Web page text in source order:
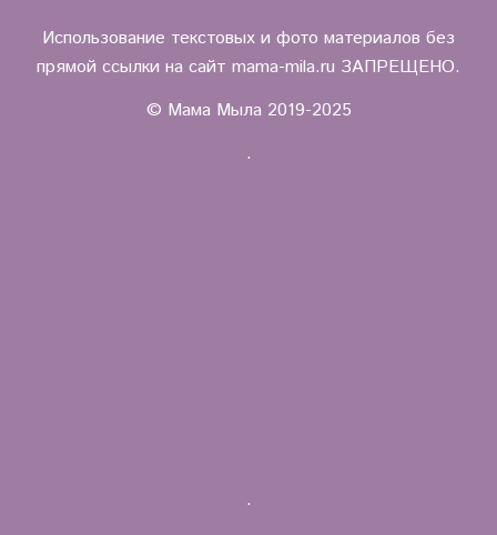
Использование текстовых и фото материалов без
прямой ссылки на сайт mama-mila.ru ЗАПРЕЩЕНО.
© Мама Мыла 2019-2025
.
.